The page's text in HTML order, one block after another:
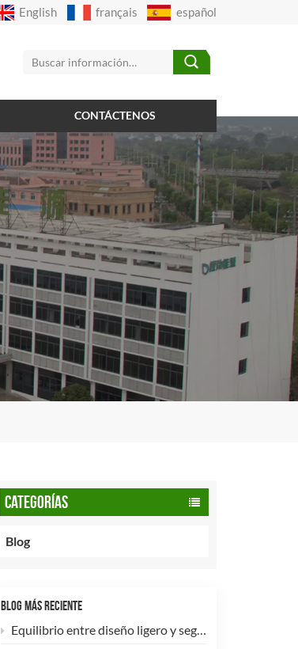
English français español
CONTÁCTENOS
CATEGORÍAS
Blog
BLOG MÁS RECIENTE
Equilibrio entre diseño ligero y seguridad: cómo los cilindros de GNC tipo 2 de 90 litros potencian las flotas comerciales.